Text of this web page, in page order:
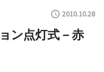
2010.10.28
ン点灯式－赤